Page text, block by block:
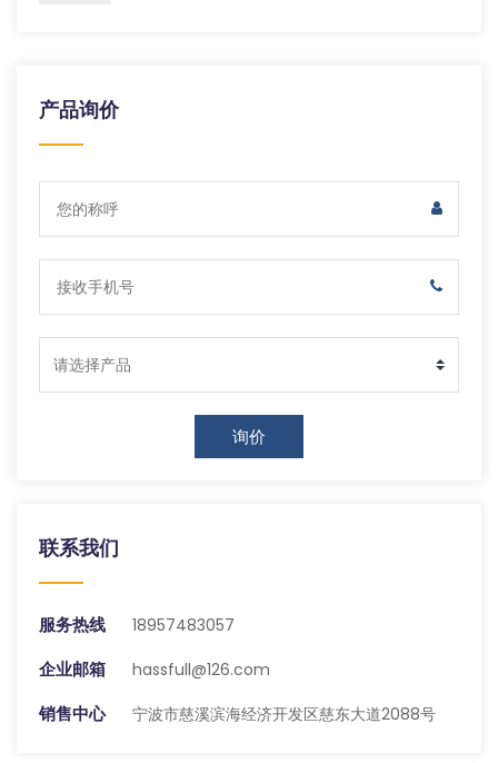
产品询价
询价
联系我们
服务热线 18957483057
企业邮箱 hassfull@126.com
销售中心 宁波市慈溪滨海经济开发区慈东大道2088号